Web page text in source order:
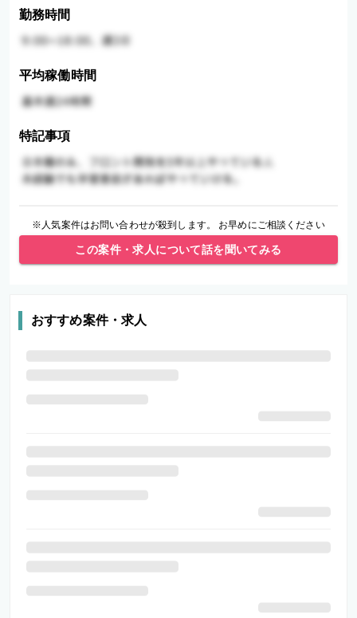
勤務時間
平均稼働時間
特記事項
※人気案件はお問い合わせが殺到します。 お早めにご相談ください
この案件・求人について話を聞いてみる
おすすめ案件・求人